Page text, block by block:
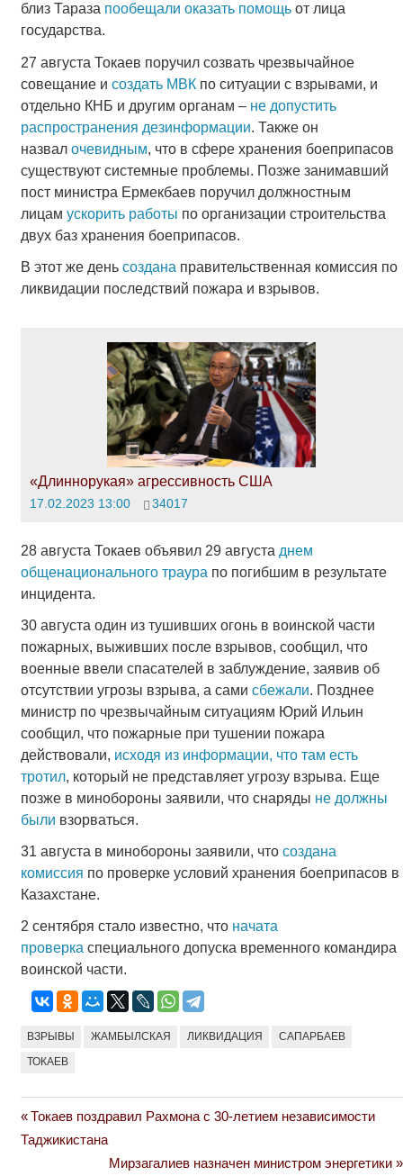
близ Тараза пообещали оказать помощьот лица
государства.
27 августа Токаев поручил созвать чрезвычайное
совещание и создать МВКпо ситуации с взрывами, и
отдельно КНБ и другим органам – не допустить
распространения дезинформации. Также он
назвал очевидным, что в сфере хранения боеприпасов
существуют системные проблемы. Позже занимавший
пост министра Ермекбаев поручил должностным
лицам ускорить работы по организации строительства
двух баз хранения боеприпасов.
В этот же день создана правительственная комиссия по
ликвидации последствий пожара и взрывов.
«Длиннорукая» агрессивность США
17.02.2023 13:00 34017
28 августа Токаев объявил 29 августа днем
общенационального траура по погибшим в результате
инцидента.
30 августа один из тушивших огонь в воинской части
пожарных, выживших после взрывов, сообщил, что
военные ввели спасателей в заблуждение, заявив об
отсутствии угрозы взрыва, а сами сбежали. Позднее
министр по чрезвычайным ситуациям Юрий Ильин
сообщил, что пожарные при тушении пожара
действовали, исходя из информации, что там есть
тротил, который не представляет угрозу взрыва. Еще
позже в минобороны заявили, что снаряды не должны
были взорваться.
31 августа в минобороны заявили, что создана
комиссия по проверке условий хранения боеприпасов в
Казахстане.
2 сентября стало известно, что начата
проверка специального допуска временного командира
воинской части.
ВЗРЫВЫ ЖАМБЫЛСКАЯ ЛИКВИДАЦИЯ САПАРБАЕВ
ТОКАЕВ
Навигация
Previous
Post:
Токаев поздравил Рахмона с 30-летием независимости
Таджикистана
Next
Мирзагалиев назначен министром энергетики